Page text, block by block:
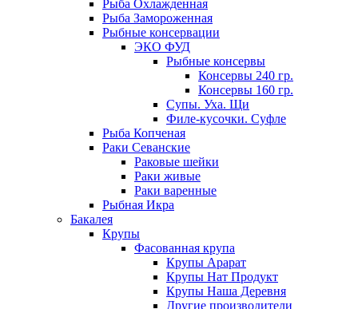
Рыба Охлажденная
Рыба Замороженная
Рыбные консервации
ЭКО ФУД
Рыбные консервы
Консервы 240 гр.
Консервы 160 гр.
Супы. Уха. Щи
Филе-кусочки. Суфле
Рыба Копченая
Раки Севанские
Раковые шейки
Раки живые
Раки варенные
Рыбная Икра
Бакалея
Крупы
Фасованная крупа
Крупы Арарат
Крупы Нат Продукт
Крупы Наша Деревня
Другие производители